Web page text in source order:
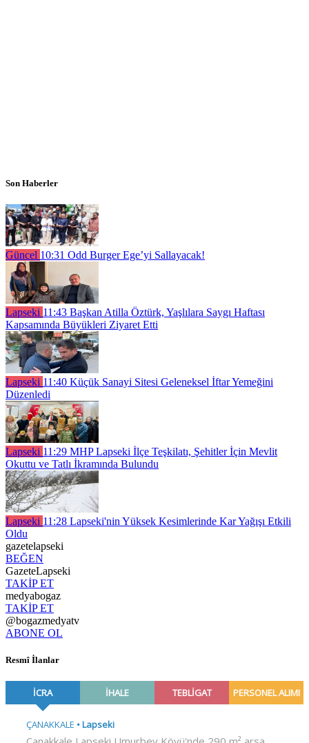
Son Haberler
Güncel 10:31 Odd Burger Ege’yi Sallayacak!
Lapseki 11:43 Başkan Atilla Öztürk, Yaşlılara Saygı Haftası
Kapsamında Büyükleri Ziyaret Etti
Lapseki 11:40 Küçük Sanayi Sitesi Geleneksel İftar Yemeğini
Düzenledi
Lapseki 11:29 MHP Lapseki İlçe Teşkilatı, Şehitler İçin Mevlit
Okuttu ve Tatlı İkramında Bulundu
Lapseki 11:28 Lapseki'nin Yüksek Kesimlerinde Kar Yağışı Etkili
Oldu
gazetelapseki
BEĞEN
GazeteLapseki
TAKİP ET
medyabogaz
TAKİP ET
@bogazmedyatv
ABONE OL
Resmî İlanlar